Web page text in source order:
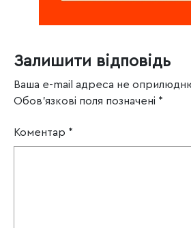
Залишити відповідь
Ваша e-mail адреса не
Обов’язкові поля позначені *
Коментар *